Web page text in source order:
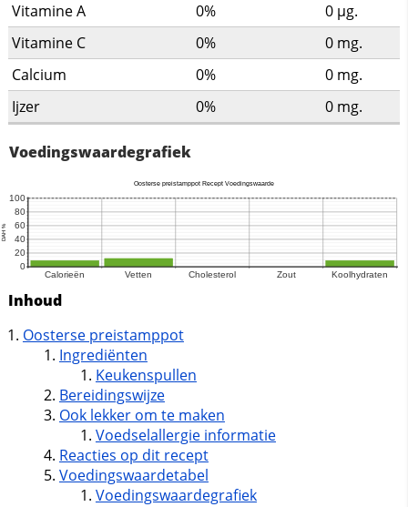
Vitamine A
0% 0 µg.
Vitamine C
0% 0 mg.
Calcium
0% 0 mg.
Ijzer
0% 0 mg.
Voedingswaardegrafiek
Inhoud
Oosterse preistamppot
Ingrediënten
Keukenspullen
Bereidingswijze
Ook lekker om te maken
Voedselallergie informatie
Reacties op dit recept
Voedingswaardetabel
Voedingswaardegrafiek